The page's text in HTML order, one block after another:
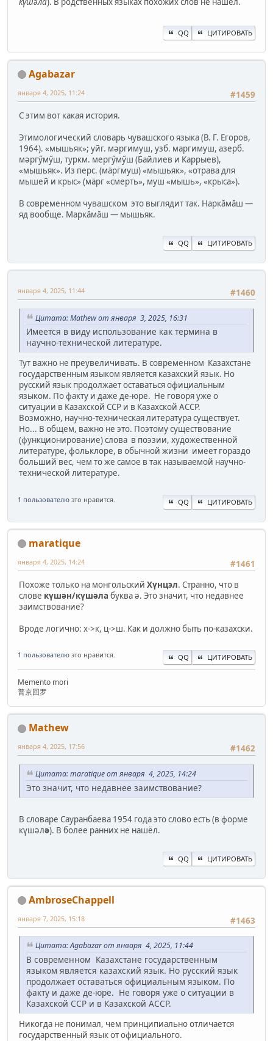
QQ ЦИТИРОВАТЬ
Agabazar
#1459
января 4, 2025, 11:24
С этим вот какая история.
Этимологический словарь чувашского языка (В. Г. Егоров,
1964). «мышьяк»; уйг. мәргимуш, узб. маргимуш, азерб.
мәргӳмӳш, туркм. мергӳмӳш (Байлиев и Каррыев),
«мышьяк». Из перс. (мӓргмуш) «мышьяк», «отрава для
мышей и крыс» (мӓрг «смерть», муш «мышь», «крыса»).
В современном чувашском это выглядит так. Наркăмăш —
яд вообще. Маркăмăш — мышьяк.
QQ ЦИТИРОВАТЬ
#1460
января 4, 2025, 11:44
Цитата: Mathew от января 3, 2025, 16:31
Имеется в виду использование как термина в
научно-технической литературе.
Тут важно не преувеличивать. В современном Казахстане
государственным языком является казахский язык. Но
русский язык продолжает оставаться официальным
языком. По факту и даже де-юре. Не говоря уже о
ситуации в Казахской ССР и в Казахской АССР.
Возможно, научно-техническая литература существует.
Но... В общем, важно не это. Поэтому существование
(функционирование) слова в поэзии, художественной
литературе, фольклоре, в обычной жизни имеет гораздо
больший вес, чем то же самое в так называемой научно-
технической литературе.
1 пользователю это нравится. QQ ЦИТИРОВАТЬ
maratique
#1461
января 4, 2025, 14:24
Похоже только на монгольский Хүнцэл. Странно, что в
слове күшән/күшәла буква ə. Это значит, что недавнее
заимствование?
Вроде логично: х->к, ц->ш. Как и должно быть по-казахски.
1 пользователю это нравится. QQ ЦИТИРОВАТЬ
Memento mori
普京回罗
Mathew
#1462
января 4, 2025, 17:56
Цитата: maratique от января 4, 2025, 14:24
Это значит, что недавнее заимствование?
В словаре Сауранбаева 1954 года это слово есть (в форме
күшәлә). В более ранних не нашёл.
QQ ЦИТИРОВАТЬ
AmbroseChappell
#1463
января 7, 2025, 15:18
Цитата: Agabazar от января 4, 2025, 11:44
В современном Казахстане государственным
языком является казахский язык. Но русский язык
продолжает оставаться официальным языком. По
факту и даже де-юре. Не говоря уже о ситуации в
Казахской ССР и в Казахской АССР.
Никогда не понимал, чем принципиально отличается
государственный язык от официального.